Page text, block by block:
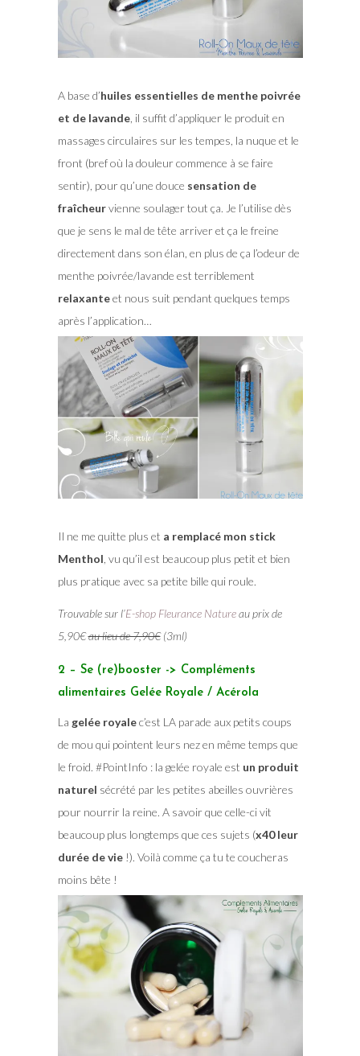
A base d’huiles essentielles de menthe poivrée
et de lavande, il suffit d’appliquer le produit en
massages circulaires sur les tempes, la nuque et le
front (bref où la douleur commence à se faire
sentir), pour qu’une douce sensation de
fraîcheurvienne soulager tout ça. Je l’utilise dès
que je sens le mal de tête arriver et ça le freine
directement dans son élan, en plus de ça l’odeur de
menthe poivrée/lavande est terriblement
relaxanteet nous suit pendant quelques temps
après l’application…
Il ne me quitte plus et a remplacé mon stick
Menthol , vu qu’il est beaucoup plus petit et bien
plus pratique avec sa petite bille qui roule.
Trouvable sur l’E-shop Fleurance Natureau prix de
5,90€au lieu de 7,90€(3ml)
2 – Se (re)booster -> Compléments
alimentaires Gelée Royale / Acérola
La gelée royalec’est LA parade aux petits coups
de mou qui pointent leurs nez en même temps que
le froid. #PointInfo : la gelée royale est un produit
naturel sécrété par les petites abeilles ouvrières
pour nourrir la reine. A savoir que celle-ci vit
beaucoup plus longtemps que ces sujets (x40 leur
durée de vie!). Voilà comme ça tu te coucheras
moins bête !